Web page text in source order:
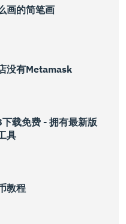
画的简笔画
没有Metamask
载免费 - 拥有最新版
具
教程